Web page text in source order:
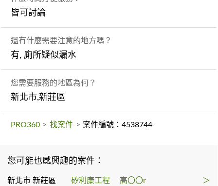
皆可討論
還有什麼需要注意的地方嗎？
有, 廁所疑似漏水
您需要服務的地區為何？
新北市,新莊區
PRO360 > 找案件 > 案件編號：4538744
您可能也感興趣的案件：
新北市 新莊區 矽利康工程 高〇〇r ＞